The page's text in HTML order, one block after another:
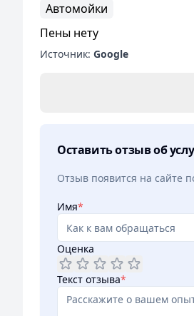
Автомойки
Пены нету
Источник: Google
Оставить отзыв об
Отзыв появится на сайте
Имя*
Оценка
Текст отзыва*